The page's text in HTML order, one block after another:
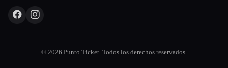
© 2026 Punto Ticket. Todos los derechos reservados.